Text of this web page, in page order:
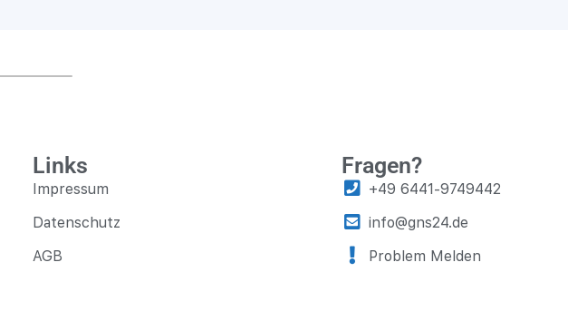
Links
Impressum
Datenschutz
AGB
Fragen?
+49 6441-9749442
info@gns24.de
Problem Melden